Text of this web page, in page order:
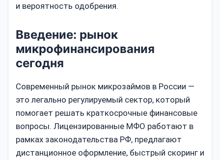
и вероятность одобрения.
Введение: рынок
микрофинансирования
сегодня
Современный рынок микрозаймов в России —
это легально регулируемый сектор, который
помогает решать краткосрочные финансовые
вопросы. Лицензированные МФО работают в
рамках законодательства РФ, предлагают
дистанционное оформление, быстрый скоринг и